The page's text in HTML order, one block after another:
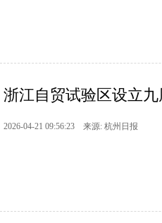
浙江自贸试验区设立
2026-04-21 09:56:23 来源: 杭州日报